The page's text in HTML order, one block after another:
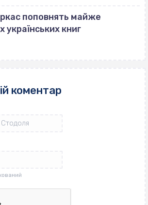
поповнять майже
українських книг
коментар